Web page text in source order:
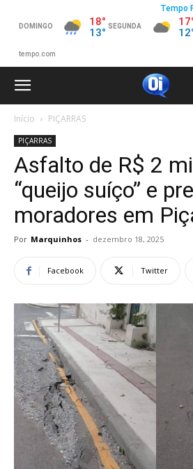
Início PIÇARRAS
PIÇARRAS
Asfalto de R$ 2
“queijo suíço” e
moradores em
Por Marquinhos - dezembro 18, 2025
Facebook Twitter